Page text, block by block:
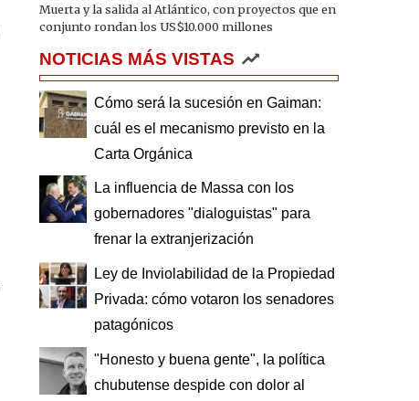
Muerta y la salida al Atlántico, con proyectos que en
conjunto rondan los US$10.000 millones
NOTICIAS MÁS VISTAS
Cómo será la sucesión en Gaiman:
cuál es el mecanismo previsto en la
Carta Orgánica
La influencia de Massa con los
gobernadores "dialoguistas" para
frenar la extranjerización
Ley de Inviolabilidad de la Propiedad
Privada: cómo votaron los senadores
patagónicos
"Honesto y buena gente", la política
chubutense despide con dolor al